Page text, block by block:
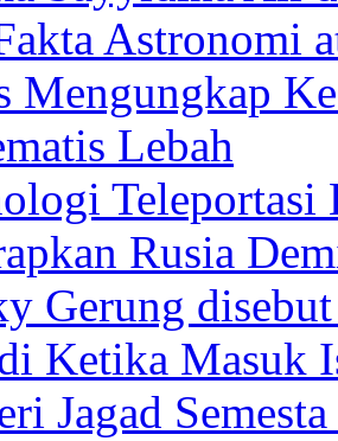
Astronomi
Mengungkap
Lebah
Teleportasi
Rusia
Gerung
Ketika Masuk
Jagad